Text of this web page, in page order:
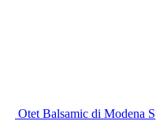
Otet Balsamic di Modena